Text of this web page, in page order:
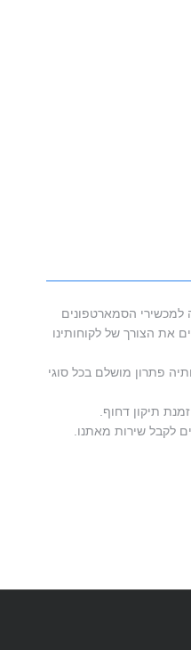
שירותי המעבדה למכשירי הסמארטפונים
את הצורך של לקוחותינו
פתרון מושלם בכל סוגי
תיקון דחוף.
לקבל שירות מאתנו.